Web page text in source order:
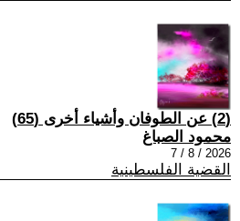
(2) عن الطوفان وأشياء أخرى (65)
محمود الصباغ
2026 / 8 / 7
القضية الفلسطينية